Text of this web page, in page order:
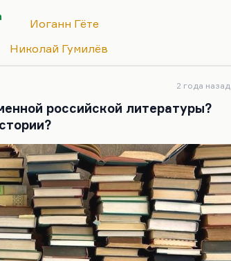
Карамзина), вполне себе имело
литературе очень
«Воздушных фрегатах» –
Отто Вейнингера. Насчет
бывало. Анна Каренина не
Иоганн Гёте
Николай Гумилёв
2 года назад
российской литературы?